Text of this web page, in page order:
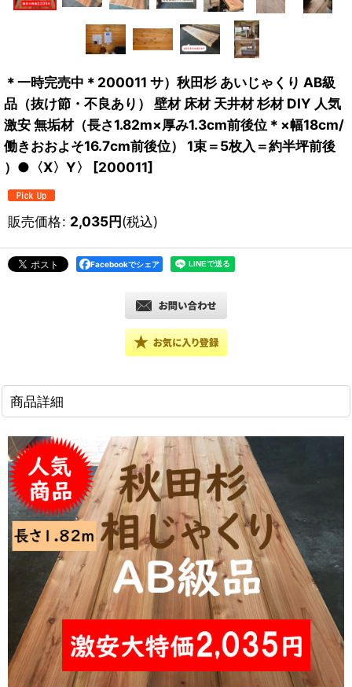
＊一時完売中＊200011 サ）秋田杉 あいじゃくり AB級
品（抜け節・不良あり） 壁材 床材 天井材 杉材 DIY 人気
激安 無垢材（長さ1.82m×厚み1.3cm前後位＊×幅18cm/
働きおおよそ16.7cm前後位） 1束＝5枚入＝約半坪前後
）●〈X〉Y〉
[200011]
販売価格: 2,035円(税込)
Facebookでシェア
商品詳細